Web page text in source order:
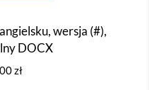
wersja (#),
DOCX
zł